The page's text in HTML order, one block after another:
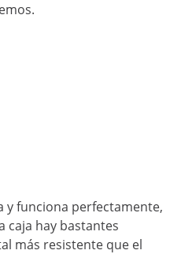
y funciona perfectamente,
caja hay bastantes
más resistente que el